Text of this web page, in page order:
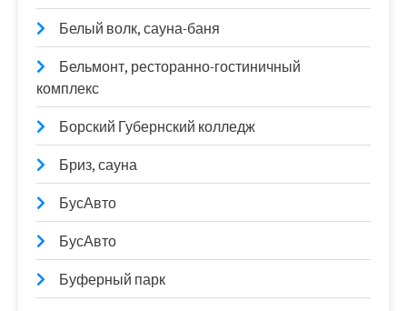
Белый волк, сауна-баня
Бельмонт, ресторанно-гостиничный
комплекс
Борский Губернский колледж
Бриз, сауна
БусАвто
БусАвто
Буферный парк